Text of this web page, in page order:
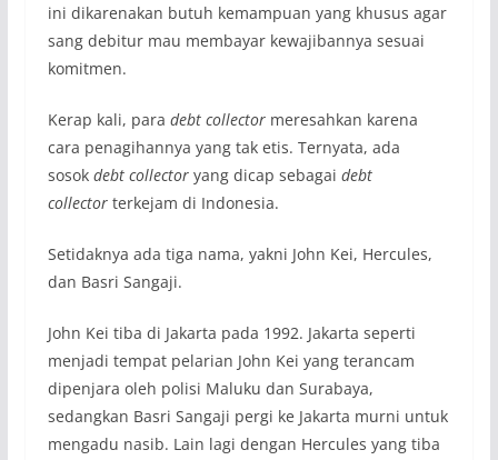
ini dikarenakan butuh kemampuan yang khusus agar
sang debitur mau membayar kewajibannya sesuai
komitmen.
Kerap kali, para debt collectormeresahkan karena
cara penagihannya yang tak etis. Ternyata, ada
sosok debt collectoryang dicap sebagai debt
collectorterkejam di Indonesia.
Setidaknya ada tiga nama, yakni John Kei, Hercules,
dan Basri Sangaji.
John Kei tiba di Jakarta pada 1992. Jakarta seperti
menjadi tempat pelarian John Kei yang terancam
dipenjara oleh polisi Maluku dan Surabaya,
sedangkan Basri Sangaji pergi ke Jakarta murni untuk
mengadu nasib. Lain lagi dengan Hercules yang tiba